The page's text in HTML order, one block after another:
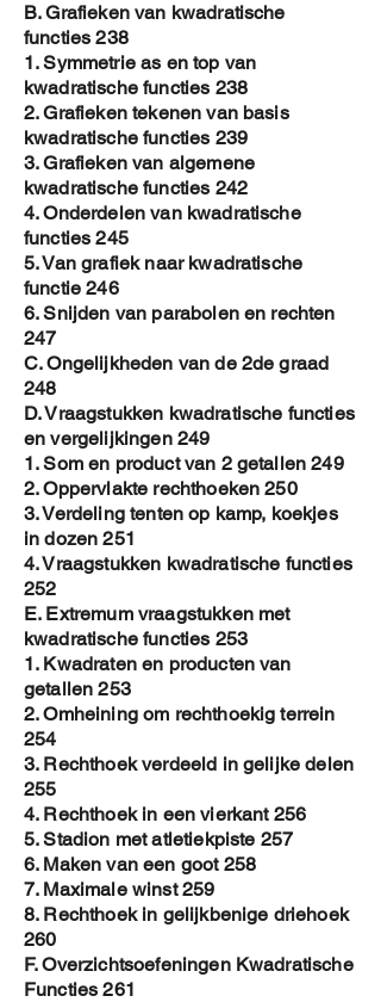
B. Grafieken van kwadratische
functies 238
1. Symmetrie as en top van
kwadratische functies 238
2. Grafieken tekenen van basis
kwadratische functies 239
3. Grafieken van algemene
kwadratische functies 242
4. Onderdelen van kwadratische
functies 245
5. Van grafiek naar kwadratische
functie 246
6. Snijden van parabolen en rechten
247
C. Ongelijkheden van de 2de graad
248
D. Vraagstukken kwadratische functies
en vergelijkingen 249
1. Som en product van 2 getallen 249
2. Oppervlakte rechthoeken 250
3. Verdeling tenten op kamp, koekjes
in dozen 251
4. Vraagstukken kwadratische functies
252
E. Extremum vraagstukken met
kwadratische functies 253
1. Kwadraten en producten van
getallen 253
2. Omheining om rechthoekig terrein
254
3. Rechthoek verdeeld in gelijke delen
255
4. Rechthoek in een vierkant 256
5. Stadion met atletiekpiste 257
6. Maken van een goot 258
7. Maximale winst 259
8. Rechthoek in gelijkbenige driehoek
260
F. Overzichtsoefeningen Kwadratische
Functies 261